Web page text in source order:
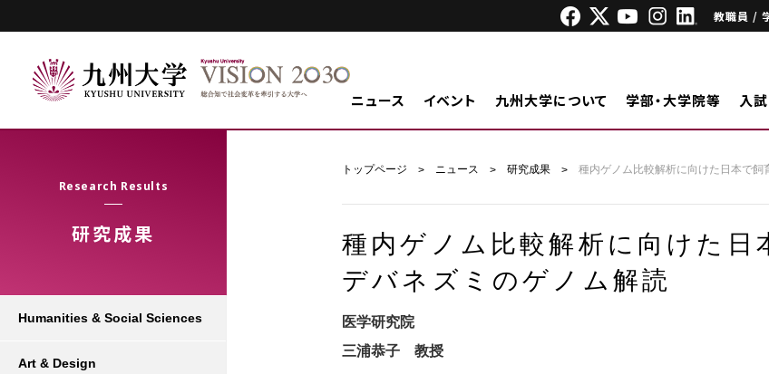
教職員 /
ニュース イベント 九州大学について 学部・大学院等 入
Research Results
研究成果
トップページ ニュース 研究成果 種内ゲノム比較解析に向けた日本で
種内ゲノム比較解析に向けた日
デバネズミのゲノム解読
医学研究院
三浦恭子 教授
Humanities & Social Sciences
Art & Design